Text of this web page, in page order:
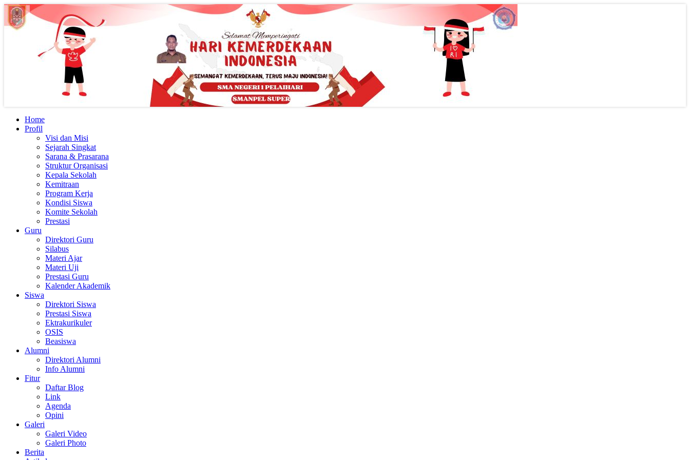
Home
Profil
Visi dan Misi
Sejarah Singkat
Sarana & Prasarana
Struktur Organisasi
Kepala Sekolah
Kemitraan
Program Kerja
Kondisi Siswa
Komite Sekolah
Prestasi
Guru
Direktori Guru
Silabus
Materi Ajar
Materi Uji
Prestasi Guru
Kalender Akademik
Siswa
Direktori Siswa
Prestasi Siswa
Ektrakurikuler
OSIS
Beasiswa
Alumni
Direktori Alumni
Info Alumni
Fitur
Daftar Blog
Link
Agenda
Opini
Galeri
Galeri Video
Galeri Photo
Berita